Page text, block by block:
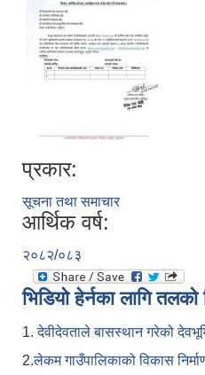
प्रकार:
सूचना तथा समाचार
आर्थिक वर्ष:
२०८२/०८३
भिडियो हेर्नका लागि
1.देवीदेवताले बासस्थान गरेको
2.लेकम गाउँपालिकाको विकास